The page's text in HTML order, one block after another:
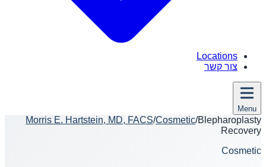
Locations
צור קשר
Menu
Morris E. Hartstein, MD, FACS/Cosmetic/Blepharoplasty
Recovery
Cosmetic